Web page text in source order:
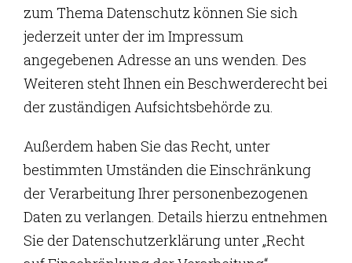
zum Thema Datenschutz können Sie sich
jederzeit unter der im Impressum
angegebenen Adresse an uns wenden. Des
Weiteren steht Ihnen ein Beschwerderecht bei
der zuständigen Aufsichtsbehörde zu.
Außerdem haben Sie das Recht, unter
bestimmten Umständen die Einschränkung
der Verarbeitung Ihrer personenbezogenen
Daten zu verlangen. Details hierzu entnehmen
Sie der Datenschutzerklärung unter „Recht